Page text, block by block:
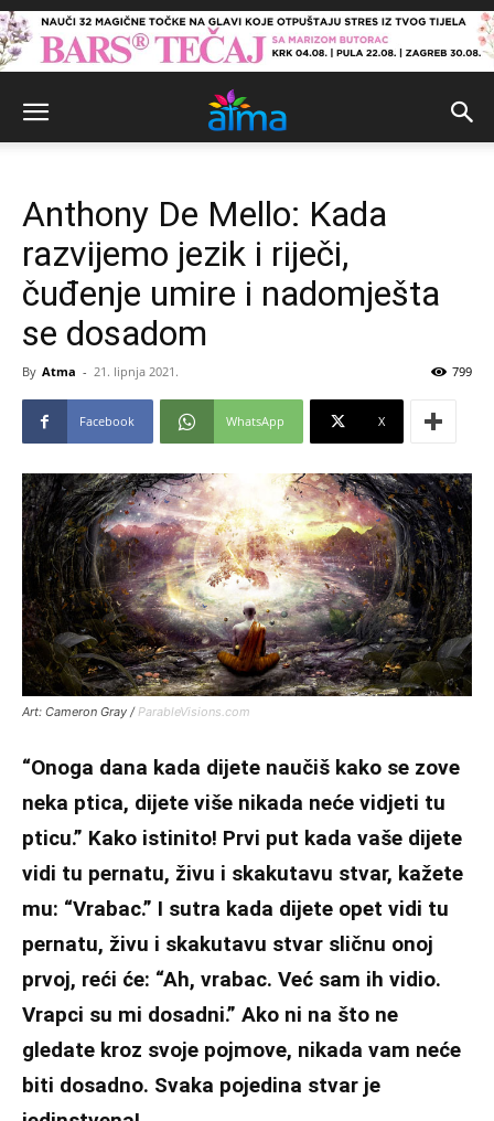
Anthony De Mello: Kada
razvijemo jezik i riječi,
čuđenje umire i nadomješta
se dosadom
By Atma - 21. lipnja 2021. 799
Facebook WhatsApp X
Art: Cameron Gray /ParableVisions.com
“Onoga dana kada dijete naučiš kako se zove
neka ptica, dijete više nikada neće vidjeti tu
pticu.” Kako istinito! Prvi put kada vaše dijete
vidi tu pernatu, živu i skakutavu stvar, kažete
mu: “Vrabac.” I sutra kada dijete opet vidi tu
pernatu, živu i skakutavu stvar sličnu onoj
prvoj, reći će: “Ah, vrabac. Već sam ih vidio.
Vrapci su mi dosadni.” Ako ni na što ne
gledate kroz svoje pojmove, nikada vam neće
biti dosadno. Svaka pojedina stvar je